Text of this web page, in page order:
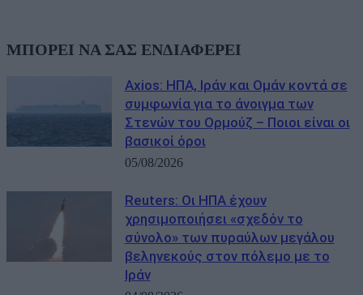
ΜΠΟΡΕΙ ΝΑ ΣΑΣ ΕΝΔΙΑΦΕΡΕΙ
Axios: ΗΠΑ, Ιράν και Ομάν κοντά σε
συμφωνία για το άνοιγμα των
Στενών του Ορμούζ – Ποιοι είναι οι
βασικοί όροι
05/08/2026
Reuters: Οι ΗΠΑ έχουν
χρησιμοποιήσει «σχεδόν το
σύνολο» των πυραύλων μεγάλου
βεληνεκούς στον πόλεμο με το
Ιράν